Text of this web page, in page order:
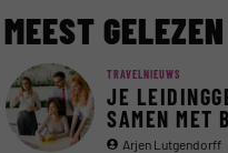
MEEST
TRAVELNIEUWS
JE
SAMEN MET
Arjen Lutgendorff